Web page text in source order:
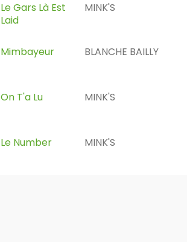
Le Gars Là Est
Laid
MINK'S
Mimbayeur BLANCHE BAILLY
On T'a Lu MINK'S
Le Number MINK'S